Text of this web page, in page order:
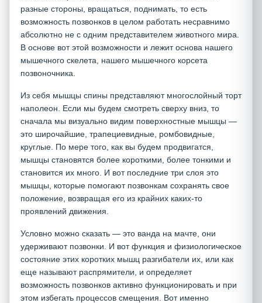
разные стороны, вращаться, поднимать, то есть
возможность позвонков в целом работать несравнимо
абсолютно не с одним представителем животного мира.
В основе вот этой возможности и лежит основа нашего
мышечного скелета, нашего мышечного корсета
позвоночника.
Из себя мышцы спины представляют многослойный торт
наполеон. Если мы будем смотреть сверху вниз, то
сначала мы визуально видим поверхностные мышцы —
это широчайшие, трапециевидные, ромбовидные,
круглые. По мере того, как вы будем продвигатся,
мышцы становятся более короткими, более тонкими и
становится их много. И вот последние три слоя это
мышцы, которые помогают позвонкам сохранять свое
положение, возвращая его из крайних каких-то
проявлений движения.
Условно можно сказать — это ванда на мачте, они
удерживают позвонки. И вот функция и физиологическое
состояние этих коротких мышц разгибатели их, или как
еще называют распрямители, и определяет
возможность позвонков активно функционировать и при
этом избегать процессов смещения. Вот именно